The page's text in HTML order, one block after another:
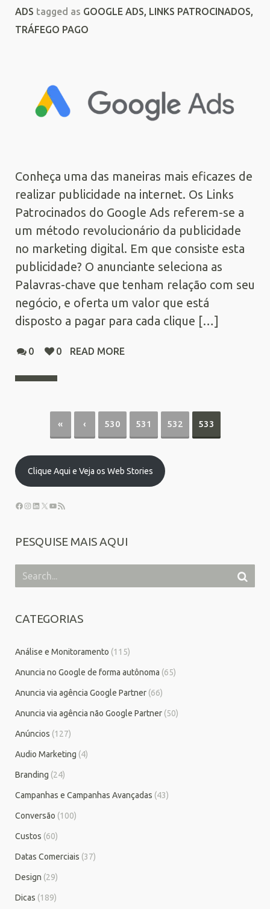
ADS tagged as GOOGLE ADS, LINKS PATROCINADOS,
TRÁFEGO PAGO
Conheça uma das maneiras mais eficazes de
realizar publicidade na internet. Os Links
Patrocinados do Google Ads referem-se a
um método revolucionário da publicidade
no marketing digital. Em que consiste esta
publicidade? O anunciante seleciona as
Palavras-chave que tenham relação com seu
negócio, e oferta um valor que está
disposto a pagar para cada clique […]
0 0 READ MORE
« ‹ 530 531 532 533
Clique Aqui e Veja os Web Stories
PESQUISE MAIS AQUI
CATEGORIAS
Análise e Monitoramento (115)
Anuncia no Google de forma autônoma (65)
Anuncia via agência Google Partner (66)
Anuncia via agência não Google Partner (50)
Anúncios (127)
Audio Marketing (4)
Branding (24)
Campanhas e Campanhas Avançadas (43)
Conversão (100)
Custos (60)
Datas Comerciais (37)
Design (29)
Dicas (189)